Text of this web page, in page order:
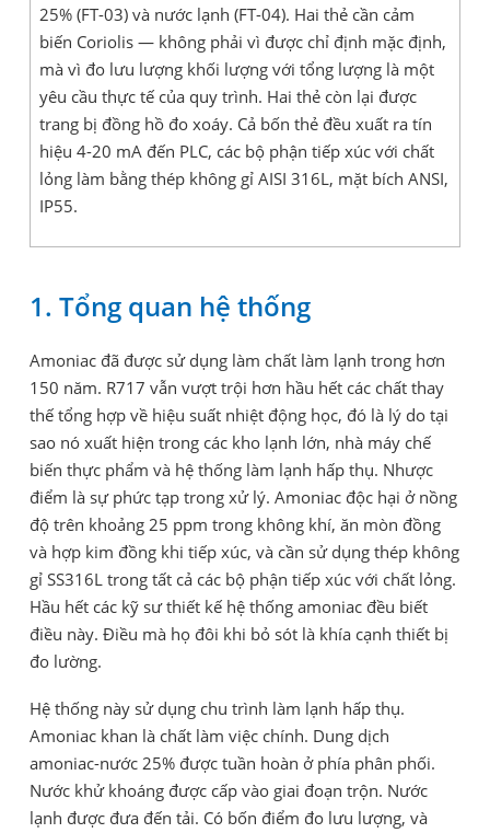
25% (FT-03) và nước lạnh (FT-04). Hai thẻ cần cảm
biến Coriolis — không phải vì được chỉ định mặc định,
mà vì đo lưu lượng khối lượng với tổng lượng là một
yêu cầu thực tế của quy trình. Hai thẻ còn lại được
trang bị đồng hồ đo xoáy. Cả bốn thẻ đều xuất ra tín
hiệu 4-20 mA đến PLC, các bộ phận tiếp xúc với chất
lỏng làm bằng thép không gỉ AISI 316L, mặt bích ANSI,
IP55.
1. Tổng quan hệ thống
Amoniac đã được sử dụng làm chất làm lạnh trong hơn
150 năm. R717 vẫn vượt trội hơn hầu hết các chất thay
thế tổng hợp về hiệu suất nhiệt động học, đó là lý do tại
sao nó xuất hiện trong các kho lạnh lớn, nhà máy chế
biến thực phẩm và hệ thống làm lạnh hấp thụ. Nhược
điểm là sự phức tạp trong xử lý. Amoniac độc hại ở nồng
độ trên khoảng 25 ppm trong không khí, ăn mòn đồng
và hợp kim đồng khi tiếp xúc, và cần sử dụng thép không
gỉ SS316L trong tất cả các bộ phận tiếp xúc với chất lỏng.
Hầu hết các kỹ sư thiết kế hệ thống amoniac đều biết
điều này. Điều mà họ đôi khi bỏ sót là khía cạnh thiết bị
đo lường.
Hệ thống này sử dụng chu trình làm lạnh hấp thụ.
Amoniac khan là chất làm việc chính. Dung dịch
amoniac-nước 25% được tuần hoàn ở phía phân phối.
Nước khử khoáng được cấp vào giai đoạn trộn. Nước
lạnh được đưa đến tải. Có bốn điểm đo lưu lượng, và